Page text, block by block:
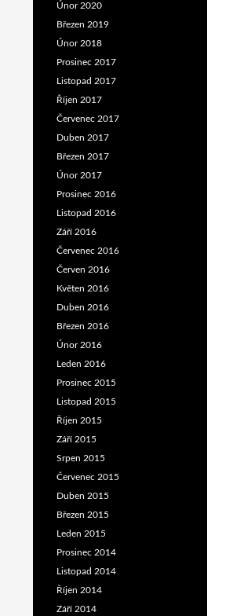
Únor 2020
Březen 2019
Únor 2018
Prosinec 2017
Listopad 2017
Říjen 2017
Červenec 2017
Duben 2017
Březen 2017
Únor 2017
Prosinec 2016
Listopad 2016
Září 2016
Červenec 2016
Červen 2016
Květen 2016
Duben 2016
Březen 2016
Únor 2016
Leden 2016
Prosinec 2015
Listopad 2015
Říjen 2015
Září 2015
Srpen 2015
Červenec 2015
Duben 2015
Březen 2015
Leden 2015
Prosinec 2014
Listopad 2014
Říjen 2014
Září 2014